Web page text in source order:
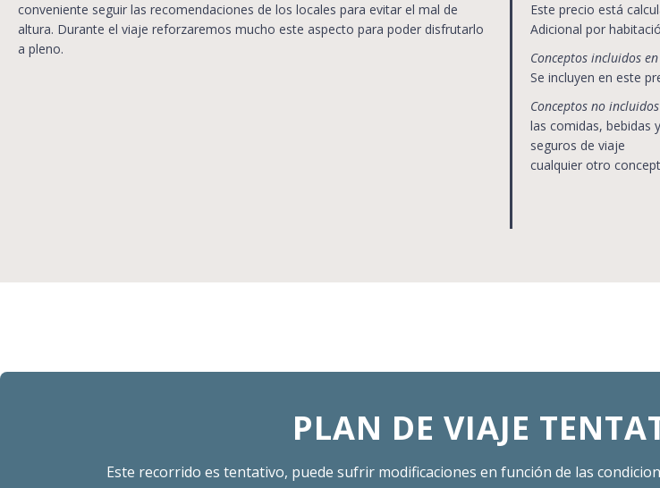
conveniente seguir las recomendaciones de los locales para evitar el mal de
altura. Durante el viaje reforzaremos mucho este aspecto para poder disfrutarlo
a pleno.
Este precio está
Adicional por
Conceptos incluidos
Se incluyen en este
Conceptos no
las comidas, bebidas
seguros de viaje
cualquier otro
PLAN DE VIAJE
Este recorrido es tentativo, puede sufrir modificaciones en función de las